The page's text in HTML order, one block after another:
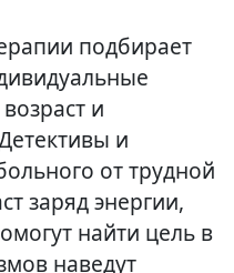
подбирает
и
и
от трудной
заряд энергии,
найти цель в
наведут